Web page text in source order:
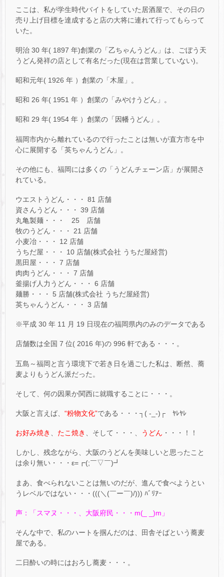
ここは、私が学生時代バイトをしていた居酒屋で、その日の
売り上げ目標を達成すると店の大将に連れて行ってもらって
いた。
明治 30 年( 1897 年)創業の「乙ちゃんうどん」は、ごぼう天
うどん発祥の店として有名だった(現在は営業していない)。
昭和元年( 1926 年 ）創業の「木屋」。
昭和 26 年( 1951 年 ）創業の「みやけうどん」。
昭和 29 年( 1954 年 ）創業の「因幡うどん」。
福岡市内から離れているので行ったことは無いが直方市を中
心に展開する「英ちゃんうどん」。
その他にも、福岡には多くの「うどんチェーン店」が展開さ
れている。
ウエストうどん・・・ 81 店舗
資さんうどん・・・ 39 店舗
丸亀製麺・・・ 25 店舗
牧のうどん・・・ 21 店舗
小麦冶・・・ 12 店舗
うちだ屋・・・ 10 店舗(株式会社 うちだ屋経営)
黒田屋・・・ 7 店舗
肉肉うどん・・・ 7 店舗
釜揚げ人力うどん・・・ 6 店舗
麺勝・・・ 5 店舗(株式会社 うちだ屋経営)
英ちゃんうどん・・・ 3 店舗
※平成 30 年 11 月 19 日現在の福岡県内のみのデータである
店舗数は全国 7 位( 2016 年)の 996 軒である・・・。
五島～福岡と言う環境下で若き日を過ごした私は、断然、蕎
麦よりもうどん派だった。
そして、何の因果か関西に就職することに・・・。
大阪と言えば、 “粉物文化”である・・・┐( -_-)┌ ﾔﾚﾔﾚ
お好み焼き たこ焼き 、そして・・・、 うどん ・・・！！
しかし、残念ながら、大阪のうどんを美味しいと思ったこと
は余り無い・・・ε=┏(;￣▽￣)┛
まあ、食べられないことは無いのだが、進んで食べようとい
うレベルではない・・・(((＼(￣ー￣)/))) ﾊﾞﾘｱｰ
声：「スマヌ・・・、大阪府民・・・m(_ _)m」
そんな中で、私のハートを掴んだのは、田舎そばという蕎麦
屋である。
二日酔いの時にはおろし蕎麦・・・。